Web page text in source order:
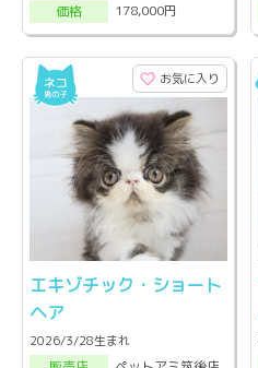
価格
178,000円
お気に入り
エキゾチック・ショート
ヘア
2026/3/28生まれ